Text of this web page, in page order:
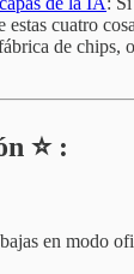
estas cuatro
de chips,
⭐ :
en modo